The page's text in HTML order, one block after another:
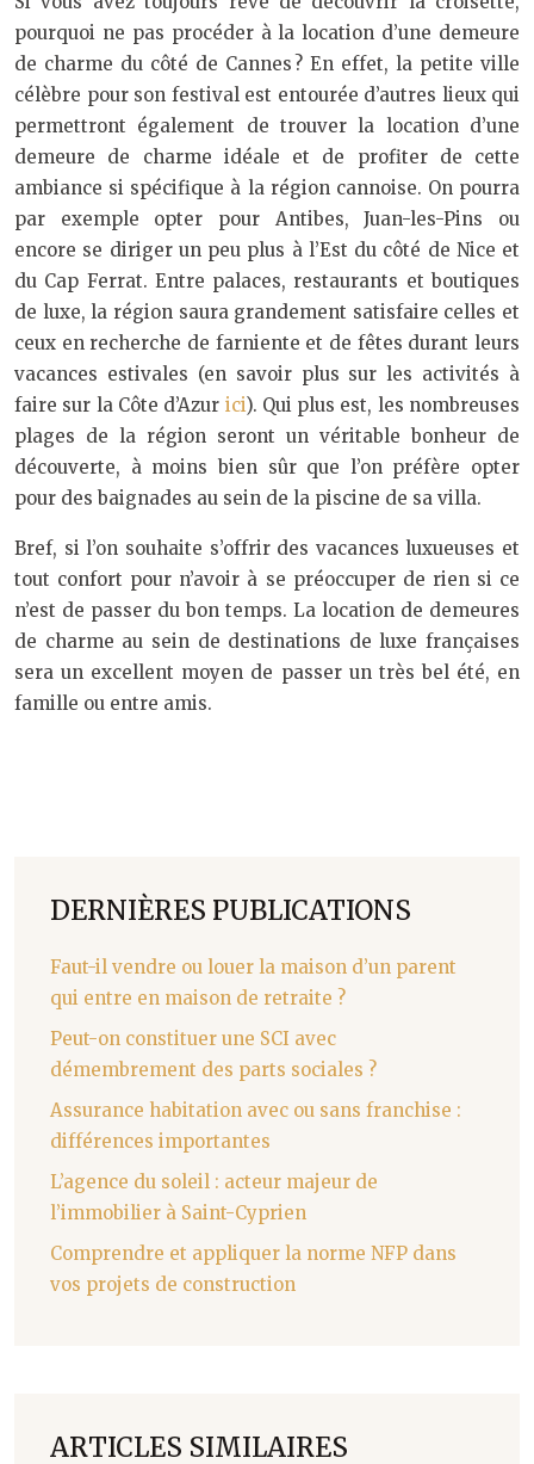
pourquoi ne pas procéder à la location d’une demeure
de charme du côté de Cannes ? En effet, la petite ville
célèbre pour son festival est entourée d’autres lieux qui
permettront également de trouver la location d’une
demeure de charme idéale et de profiter de cette
ambiance si spécifique à la région cannoise. On pourra
par exemple opter pour Antibes, Juan-les-Pins ou
encore se diriger un peu plus à l’Est du côté de Nice et
du Cap Ferrat. Entre palaces, restaurants et boutiques
de luxe, la région saura grandement satisfaire celles et
ceux en recherche de farniente et de fêtes durant leurs
vacances estivales (en savoir plus sur les activités à
faire sur la Côte d’Azur ici). Qui plus est, les nombreuses
plages de la région seront un véritable bonheur de
découverte, à moins bien sûr que l’on préfère opter
pour des baignades au sein de la piscine de sa villa.
Bref, si l’on souhaite s’offrir des vacances luxueuses et
tout confort pour n’avoir à se préoccuper de rien si ce
n’est de passer du bon temps. La location de demeures
de charme au sein de destinations de luxe françaises
sera un excellent moyen de passer un très bel été, en
famille ou entre amis.
DERNIÈRES PUBLICATIONS
Faut-il vendre ou louer la maison d’un parent
qui entre en maison de retraite ?
Peut-on constituer une SCI avec
démembrement des parts sociales ?
Assurance habitation avec ou sans franchise :
différences importantes
L’agence du soleil : acteur majeur de
l’immobilier à Saint-Cyprien
Comprendre et appliquer la norme NFP dans
vos projets de construction
ARTICLES SIMILAIRES